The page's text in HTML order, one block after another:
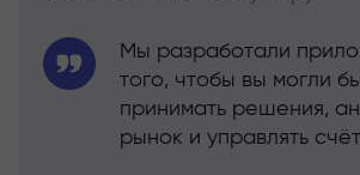
Мы разработали
того, чтобы вы могли
принимать решения,
рынок и управлять